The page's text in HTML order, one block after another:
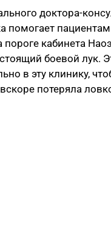
доктора-
помогает
кабинета
боевой лук.
в эту клинику,
потеряла